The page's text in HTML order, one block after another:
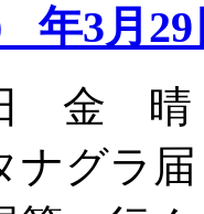
年3月
金 晴
ナグラ